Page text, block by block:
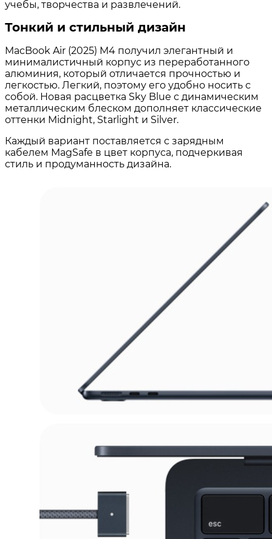
учебы, творчества и развлечений.
Тонкий и стильный дизайн
MacBook Air (2025) M4 получил элегантный и
минималистичный корпус из переработанного
алюминия, который отличается прочностью и
легкостью. Легкий, поэтому его удобно носить с
собой. Новая расцветка Sky Blue с динамическим
металлическим блеском дополняет классические
оттенки Midnight, Starlight и Silver.
Каждый вариант поставляется с зарядным
кабелем MagSafe в цвет корпуса, подчеркивая
стиль и продуманность дизайна.